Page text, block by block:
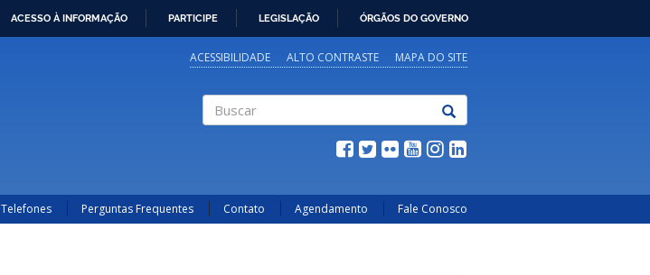
ACESSO À INFORMAÇÃO PARTICIPE LEGISLAÇÃO ÓRGÃOS DO GOVERNO
ACESSIBILIDADE ALTO CONTRASTE MAPA DO SITE
Telefones Perguntas Frequentes Contato Agendamento Fale Conosco